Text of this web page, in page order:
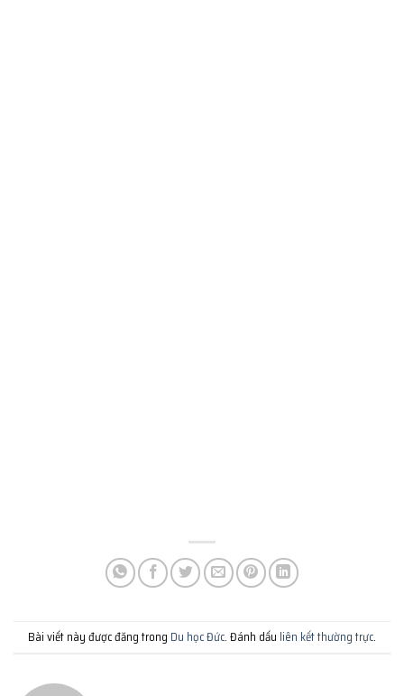
Bài viết này được đăng trong Du học Đức. Đánh dấu liên kết thường trực.